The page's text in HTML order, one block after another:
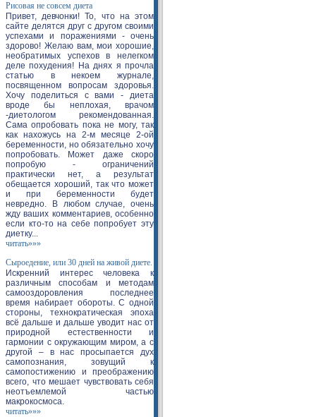
Рисовая не совсем диета
Привет, девчонки! То, что на этом
сайте делятся друг с другом своими
успехами и поражениями - очень
здорово! Желаю вам, мои хорошие,
необратимых успехов в нелегком
деле похудения! На днях я прочла
статью в некоем журнале,
посвященном вопросам здоровья.
Хочу поделиться с вами - диета
вроде бы неплохая, врачом
-диетологом рекомендованная.
Сама опробовать пока не могу, так
как нахожусь на 2-м месяце 2-ой
беременности, но обязательно хочу
попробовать. Может даже скоро
попробую - ограничений
практически нет, а результат
обещается хороший, так что может
и при беременности будет
невредно. В любом случае, очень
жду ваших комментариев, особенно
если кто-то на себе попробует эту
диетку...
читать»»»
Сыроедение, или 30 дней на живой диете.
Искренний интерес человека к
различным способам и методам
самооздоровления последнее
время набирает обороты. С одной
стороны, технократическая эпоха
всё дальше и дальше уводит нас от
природной естественности и
гармонии с окружающим миром, а с
другой – в нас просыпается дух
самопознания, зовущий к
самопостижению и преображению
всего, что мешает чувствовать себя
неотъемлемой частью
макрокосмоса.
читать»»»